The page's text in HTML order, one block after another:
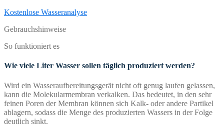
Kostenlose Wasseranalyse
Gebrauchshinweise
So funktioniert es
Wie viele Liter Wasser sollen täglich produziert werden?
Wird ein Wasseraufbereitungsgerät nicht oft genug laufen gelassen,
kann die Molekularmembran verkalken. Das bedeutet, in den sehr
feinen Poren der Membran können sich Kalk- oder andere Partikel
ablagern, sodass die Menge des produzierten Wassers in der Folge
deutlich sinkt.